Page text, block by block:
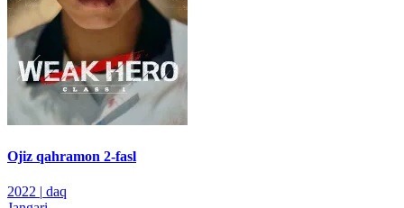
Ojiz qahramon 2-fasl
2022 | daq